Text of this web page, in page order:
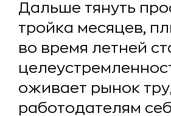
Дальше тянуть
тройка месяцев,
во время летней
оживает рынок
работодателям